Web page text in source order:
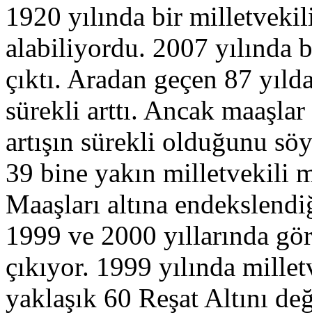
1920 yılında bir
alabiliyordu. 2007 yılında
çıktı. Aradan geçen 87
sürekli arttı. Ancak
artışın sürekli olduğunu
39 bine yakın milletvekili
Maaşları altına
1999 ve 2000 yıllarında
çıkıyor. 1999 yılında
yaklaşık 60 Reşat Altını